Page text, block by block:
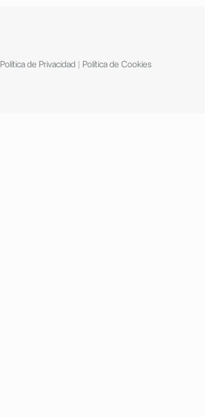
Política de Privacidad | Política de Cookies